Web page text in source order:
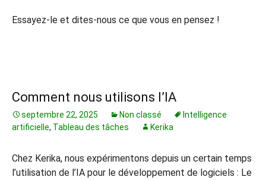
Essayez-le et dites-nous ce que vous en pensez !
Comment nous utilisons l’IA
septembre 22, 2025 Non classé
Intelligence
artificielle, Tableau des tâches Kerika
Chez Kerika, nous expérimentons depuis un certain temps
l’utilisation de l’IA pour le développement de logiciels : Le